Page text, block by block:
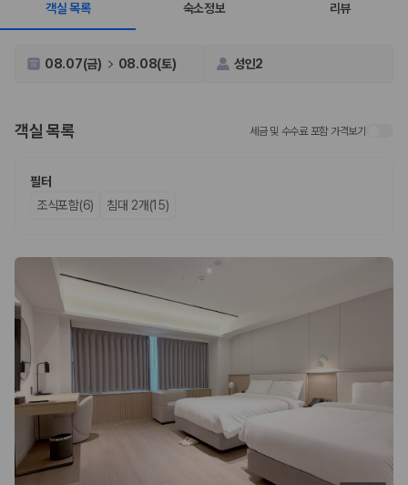
제주렌트카 가격비교는 카모아에서 한 번에
제주도 렌트카는 업체마다 차량 가격, 보험 조건, 면책금, 보상 한도, 인수
장소, 취소 규정이 다릅니다. 카모아는 여러 제주 렌트카 업체의 조건을 한
업체별 가격비교:
제주 렌트카 업체별 실시간 예약 가능 차량과 요금
차종별 최저가 비교:
인원에 맞는 차종별 가격을 비교합니다.
보험 조건 비교:일반자차, 완전자차, 슈퍼자차의 면책금과 보상 한
확인합니다.
실시간 예약:
비교 후 원하는 차량을 바로 예약할 수 있습니다.
제주렌트카 실시간 가격비교 바로가기
제주 렌트카를 찾을 때 꼭 비교해야 하는 기준
1. 단순 최저가가 아니라 실제 결제 조건을 비교하세요
제주렌트카 최저가는 차량 기본요금만으로 판단하기 어렵습니다. 보험 포
함 여부, 면책금, 보상 한도, 옵션 비용, 취소 수수료를 함께 확인해야 실제
로 저렴한 차량을 고를 수 있습니다.
객실 목록 숙소정보 리뷰
08.07(금) 08.08(토) 성인2
객실 목록 세금 및 수수료 포함 가격보기
필터
조식포함(6)
침대 2개(15)